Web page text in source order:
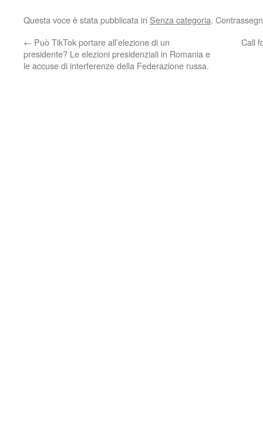
Questa voce è stata pubblicata in Senza categoria.
← Può TikTok portare all’elezione di un
presidente? Le elezioni presidenziali in Romania e
le accuse di interferenze della Federazione russa.
Call